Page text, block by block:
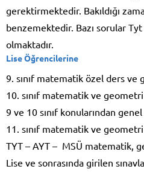
gerektirmektedir. Bakıldığı
benzemektedir. Bazı sorular
olmaktadır.
Lise Öğrencilerine
9. sınıf matematik özel ders
10. sınıf matematik ve geometri
9 ve 10 sınıf konularından
11. sınıf matematik ve geometri
TYT – AYT – MSÜ matematik,
Lise ve sonrasında girilen